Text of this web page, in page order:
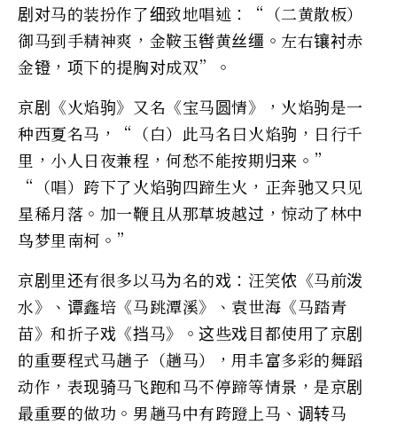
剧对马的装扮作了细致地唱述：“（二黄散板）
御马到手精神爽，金鞍玉辔黄丝缰。左右镶衬赤
金镫，项下的提胸对成双”。
京剧《火焰驹》又名《宝马圆情》，火焰驹是一
种西夏名马，“（白）此马名曰火焰驹，日行千
里，小人日夜兼程，何愁不能按期归来。”
“（唱）跨下了火焰驹四蹄生火，正奔驰又只见
星稀月落。加一鞭且从那草坡越过，惊动了林中
鸟梦里南柯。”
京剧里还有很多以马为名的戏：汪笑侬《马前泼
水》、谭鑫培《马跳潭溪》、袁世海《马踏青
苗》和折子戏《挡马》。这些戏目都使用了京剧
的重要程式马趟子（趟马），用丰富多彩的舞蹈
动作，表现骑马飞跑和马不停蹄等情景，是京剧
最重要的做功。男趟马中有跨蹬上马、调转马